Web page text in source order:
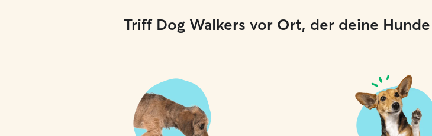
Triff Dog Walkers vor Ort, der deine